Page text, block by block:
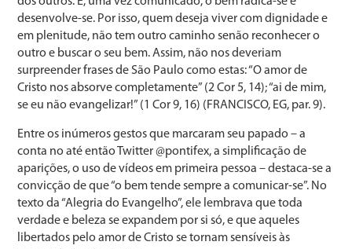
desenvolve-se. Por isso, quem deseja viver com dignidade e
em plenitude, não tem outro caminho senão reconhecer o
outro e buscar o seu bem. Assim, não nos deveriam
surpreender frases de São Paulo como estas: “O amor de
Cristo nos absorve completamente” (2 Cor 5, 14); “ai de mim,
se eu não evangelizar!” (1 Cor 9, 16) (FRANCISCO, EG, par. 9).
Entre os inúmeros gestos que marcaram seu papado – a
conta no até então Twitter @pontifex, a simplificação de
aparições, o uso de vídeos em primeira pessoa – destaca-se a
convicção de que “o bem tende sempre a comunicar-se”. No
texto da “Alegria do Evangelho”, ele lembrava que toda
verdade e beleza se expandem por si só, e que aqueles
libertados pelo amor de Cristo se tornam sensíveis às